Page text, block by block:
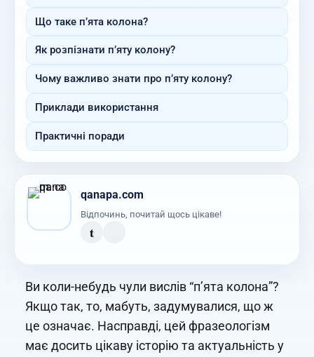
Що таке п’ята колона?
Як розпізнати п’яту колону?
Чому важливо знати про п’яту колону?
Приклади використання
Практичні поради
qanapa.com
Відпочинь, почитай щось цікаве!
t
Ви коли-небудь чули вислів “п’ята колона”?
Якщо так, то, мабуть, задумувалися, що ж
це означає. Насправді, цей фразеологізм
має досить цікаву історію та актуальність у